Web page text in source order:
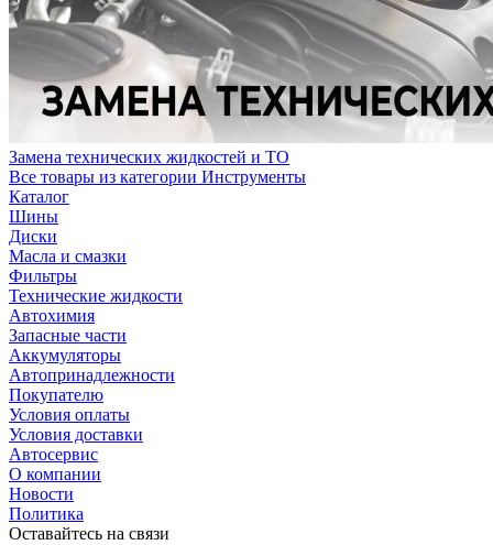
Замена технических жидкостей и ТО
Все товары из категории Инструменты
Каталог
Шины
Диски
Масла и смазки
Фильтры
Технические жидкости
Автохимия
Запасные части
Аккумуляторы
Автопринадлежности
Покупателю
Условия оплаты
Условия доставки
Автосервис
О компании
Новости
Политика
Оставайтесь на связи